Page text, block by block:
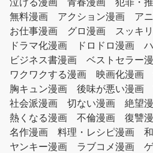
無料漫画
アクション漫画 ア
お仕事漫画
グロ漫画
スッキ
ドラマ化漫画
ドロドロ漫画
ビジネス書漫画
ベストセラー
ワクワクする漫画
映画化漫画
胸キュン漫画
後味が悪い漫画
社会派漫画
切ない漫画 絶望
熱くなる漫画
不倫漫画 復讐
名作漫画
料理・レシピ漫画
ヤンキー漫画
ラブコメ漫画